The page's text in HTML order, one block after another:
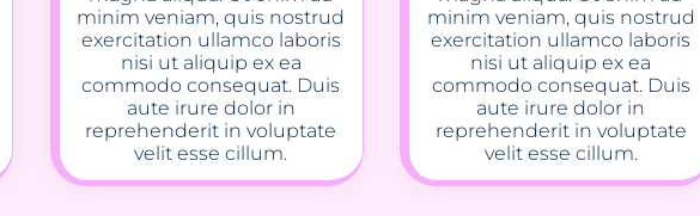
minim veniam, quis nostrud
exercitation ullamco laboris
nisi ut aliquip ex ea
commodo consequat. Duis
aute irure dolor in
reprehenderit in voluptate
velit esse cillum.
minim veniam, quis nostrud
exercitation ullamco laboris
nisi ut aliquip ex ea
commodo consequat. Duis
aute irure dolor in
reprehenderit in voluptate
velit esse cillum.